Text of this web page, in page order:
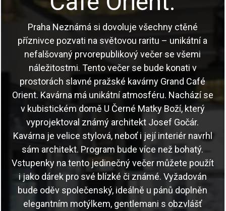
Praha Neznámá si dovoluje všechny ctěné
příznivce pozvati na světovou raritu – unikátní a
nefalšovaný prvorepublikový večer se všemi
náležitostmi. Tento večer se bude konati v
prostorách slavné pražské kavárny Grand Café
Orient. Kavárna má unikátní atmosféru. Nachází se
v kubistickém domě U Černé Matky Boží, který
vyprojektoval známý architekt Josef Gočár.
Kavárna je velice stylová, neboť i její interiér navrhl
sám architekt. Program bude více než bohatý.
Vstupenky na tento jedinečný večer můžete použít
i jako dárek pro své blízké či známé. Vyžadován
bude oděv společenský, ideálně u pánů doplněn
elegantním motýlkem, gentlemani s obzvlášť